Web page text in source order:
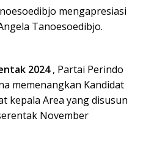
mengapresiasi
Tanoesoedibjo.
2024, Partai Perindo
memenangkan Kandidat
kepala Area yang disusun
November